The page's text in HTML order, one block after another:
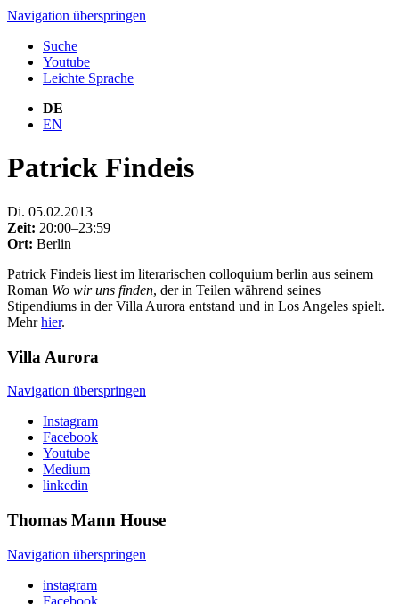
Navigation überspringen
Suche
Youtube
Leichte Sprache
DE
EN
Patrick Findeis
Di. 05.02.2013
Zeit: 20:00–23:59
Ort: Berlin
Patrick Findeis liest im literarischen colloquium berlin aus seinem
Roman Wo wir uns finden, der in Teilen während seines
Stipendiums in der Villa Aurora entstand und in Los Angeles spielt.
Mehrhier.
Villa Aurora
Navigation überspringen
Instagram
Facebook
Youtube
Medium
linkedin
Thomas Mann House
Navigation überspringen
instagram
Facebook